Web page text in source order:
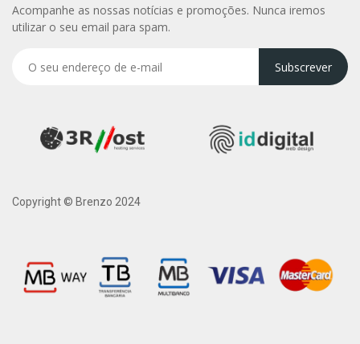
Acompanhe as nossas notícias e promoções. Nunca iremos
utilizar o seu email para spam.
Subscrever
Copyright © Brenzo 2024